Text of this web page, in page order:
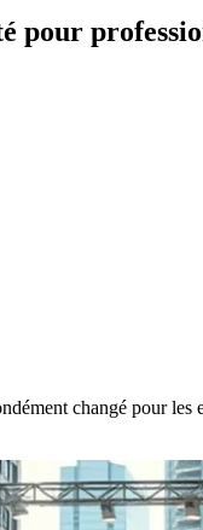
pour
changé pour